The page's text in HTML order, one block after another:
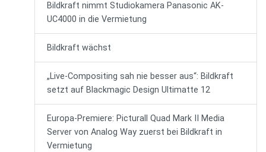
Bildkraft nimmt Studiokamera Panasonic AK-
UC4000 in die Vermietung
Bildkraft wächst
„Live-Compositing sah nie besser aus“: Bildkraft
setzt auf Blackmagic Design Ultimatte 12
Europa-Premiere: Picturall Quad Mark II Media
Server von Analog Way zuerst bei Bildkraft in
Vermietung